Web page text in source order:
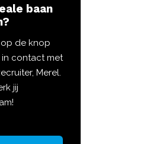
baan
op de knop
contact met
Merel.
jij